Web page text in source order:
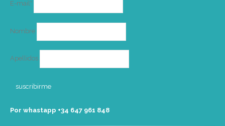
E-mail*
Nombre
Apellidos
Por whastapp +34 ‭647 961 848‬